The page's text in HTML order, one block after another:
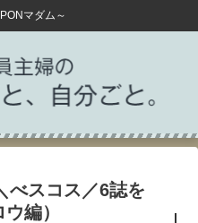
マダム～
べスコス／6誌を
編）